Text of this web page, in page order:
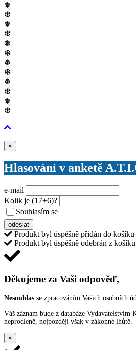
❅
❆
❅
❆
❅
❆
❅
❆
❅
❆
❅
❆
×
Hlasování v anketě
e-mail
Kolik je (17+6)?
Souhlasím se
odeslat
Produkt byl úspěšně přidán do košíku
Produkt byl úspěšně odebrán z košíku
Děkujeme za Vaši odpověď,
Nesouhlas se zpracováním Vašich osobních
Váš záznam bude z databáze Vydavatelstvím
neprodleně, nejpozději však v zákonné lhůtě.
×